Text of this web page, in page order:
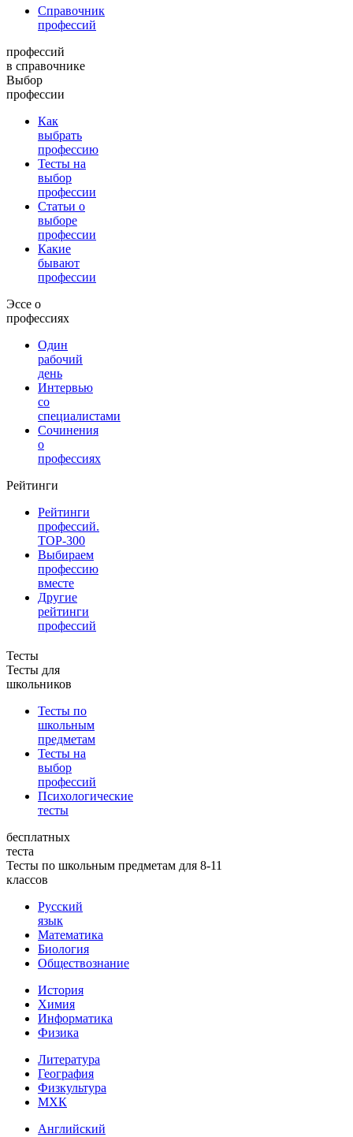
Справочник
профессий
профессий
в справочнике
Выбор
профессии
Как
выбрать
профессию
Тесты на
выбор
профессии
Статьи о
выборе
профессии
Какие
бывают
профессии
Эссе о
профессиях
Один
рабочий
день
Интервью
со
специалистами
Сочинения
о
профессиях
Рейтинги
Рейтинги
профессий.
TOP-300
Выбираем
профессию
вместе
Другие
рейтинги
профессий
Тесты
Тесты для
школьников
Тесты по
школьным
предметам
Тесты на
выбор
профессий
Психологические
тесты
бесплатных
теста
Тесты по школьным предметам для 8-11
классов
Русский
язык
Математика
Биология
Обществознание
История
Химия
Информатика
Физика
Литература
География
Физкультура
МХК
Английский